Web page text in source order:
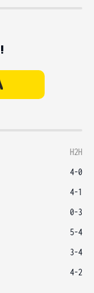
H2H
4-0
4-1
0-3
5-4
3-4
4-2